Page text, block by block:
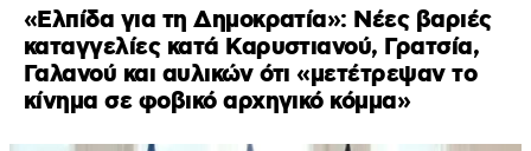
«Ελπίδα για τη Δημοκρατία»: Νέες βαριές
καταγγελίες κατά Καρυστιανού, Γρατσία,
Γαλανού και αυλικών ότι «μετέτρεψαν το
κίνημα σε φοβικό αρχηγικό κόμμα»